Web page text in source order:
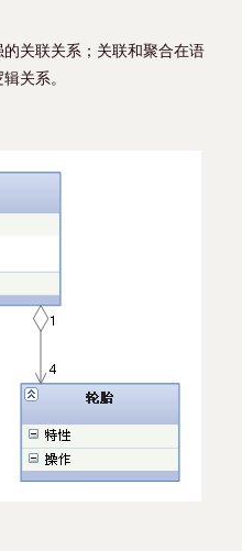
关联关系；关联和聚合在语
关系。